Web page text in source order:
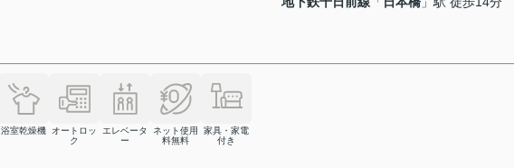
浴室乾燥機
オートロッ
ク
エレベータ
ー
ネット使用
料無料
家具・家電
付き